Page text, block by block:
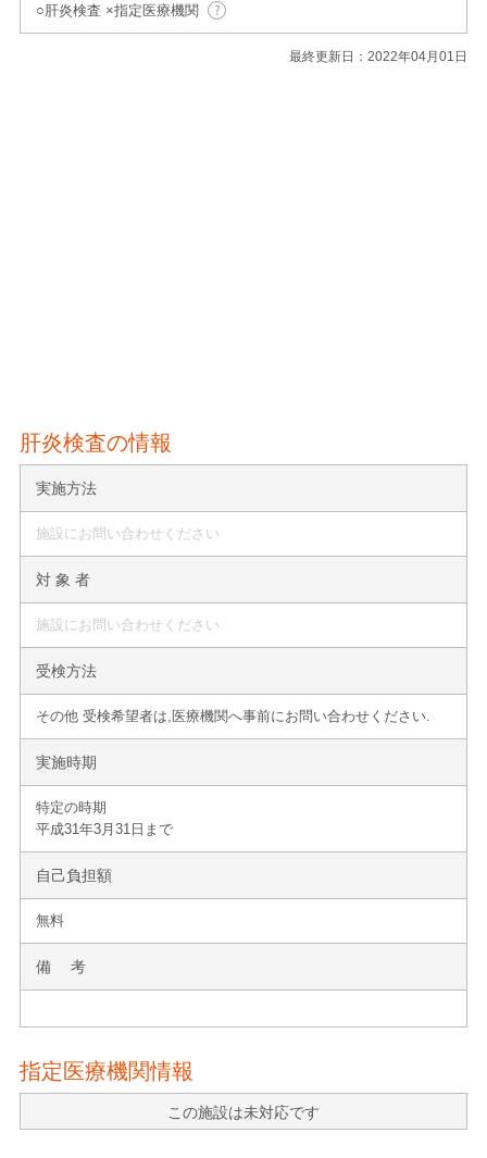
○肝炎検査 ×指定医療機関
最終更新日：2022年04月01日
肝炎検査の情報
実施方法
施設にお問い合わせください
対 象 者
施設にお問い合わせください
受検方法
その他 受検希望者は,医療機関へ事前にお問い合わせください.
実施時期
特定の時期
平成31年3月31日まで
自己負担額
無料
備 考
指定医療機関情報
この施設は未対応です